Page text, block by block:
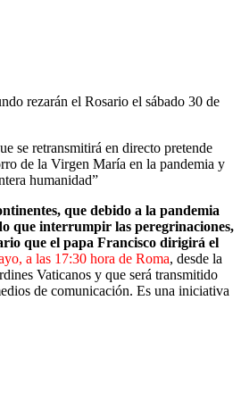
se retransmitirá en directo pretende
de la Virgen María en la pandemia y
humanidad”
que debido a la pandemia
que interrumpir las peregrinaciones,
que el papa Francisco dirigirá el
a las 17:30 hora de Roma, desde la
Vaticanos y que será transmitido
de comunicación. Es una iniciativa